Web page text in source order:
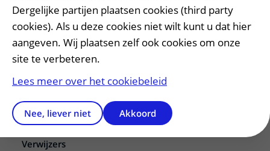
De Nieuwe Utrechtse School
Stage en opleidingsplaatsen
Research
Strategic programs
Research groups
Research technologies
Verwijzers
Dergelijke partijen plaatsen cookies (third party
cookies). Als u deze cookies niet wilt kunt u dat hier
aangeven. Wij plaatsen zelf ook cookies om onze
site te verbeteren.
Lees meer over het cookiebeleid
Nee, liever niet Akkoord